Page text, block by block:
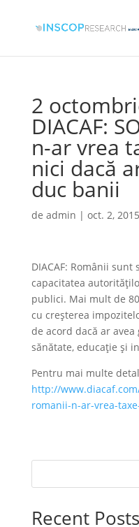
2
DIACAF:
n-ar vrea
nici dacă
duc banii
de admin | oct. 2, 2015
DIACAF: Românii
capacitatea
publici. Mai mult de
cu creşterea
de acord dacă ar
sănătate, educaţie şi
Pentru mai multe
http://
romanii-n-ar-vrea-
Recent Posts